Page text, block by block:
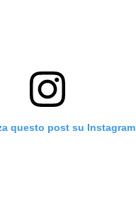
questo post su Instagram